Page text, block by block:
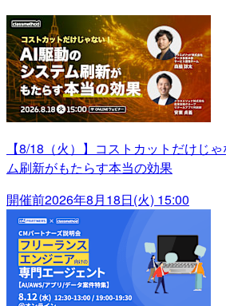
【8/18（火）】コストカットだけじ
ム刷新がもたらす本当の効果
開催前2026年8月18日(火) 15:00